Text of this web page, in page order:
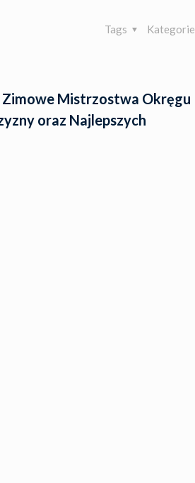
Kategorie
Tags
Zimowe Mistrzostwa Okręgu
oraz Najlepszych